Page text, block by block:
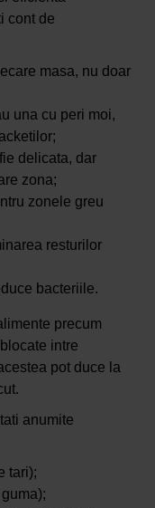
cont de
masa, nu doar
una cu peri moi,
delicata, dar
zona;
zonele greu
resturilor
bacteriile.
precum
intre
pot duce la
anumite
tari);